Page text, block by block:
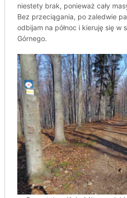
niestety brak, ponieważ cały
Bez przeciągania, po zaledwie
odbijam na północ i kieruję się w
Górnego.